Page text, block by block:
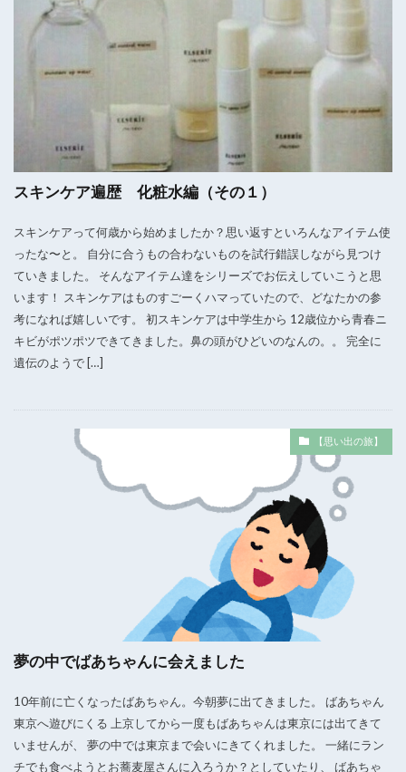
スキンケア遍歴 化粧水編（その１）
スキンケアって何歳から始めましたか？思い返すといろんなアイテム使
ったな〜と。 自分に合うもの合わないものを試行錯誤しながら見つけ
ていきました。 そんなアイテム達をシリーズでお伝えしていこうと思
います！ スキンケアはものすごーくハマっていたので、どなたかの参
考になれば嬉しいです。 初スキンケアは中学生から 12歳位から青春ニ
キビがポツポツできてきました。鼻の頭がひどいのなんの。。 完全に
遺伝のようで […]
【思い出の旅】
夢の中でばあちゃんに会えました
10年前に亡くなったばあちゃん。今朝夢に出てきました。 ばあちゃん
東京へ遊びにくる 上京してから一度もばあちゃんは東京には出てきて
いませんが、 夢の中では東京まで会いにきてくれました。 一緒にラン
チでも食べようとお蕎麦屋さんに入ろうか？としていたり、 ばあちゃ